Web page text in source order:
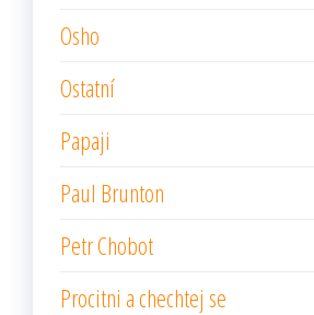
Osho
Ostatní
Papaji
Paul Brunton
Petr Chobot
Procitni a chechtej se